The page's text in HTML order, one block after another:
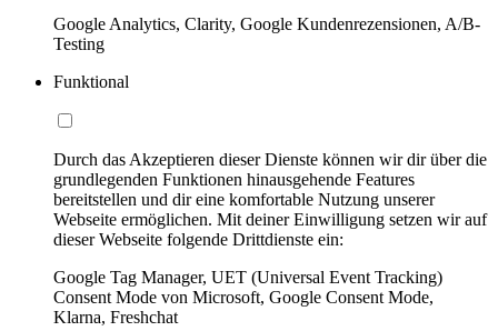
Google Analytics, Clarity, Google Kundenrezensionen, A/B-
Testing
Funktional
Durch das Akzeptieren dieser Dienste können wir dir über die
grundlegenden Funktionen hinausgehende Features
bereitstellen und dir eine komfortable Nutzung unserer
Webseite ermöglichen. Mit deiner Einwilligung setzen wir auf
dieser Webseite folgende Drittdienste ein:
Google Tag Manager, UET (Universal Event Tracking)
Consent Mode von Microsoft, Google Consent Mode,
Klarna, Freshchat